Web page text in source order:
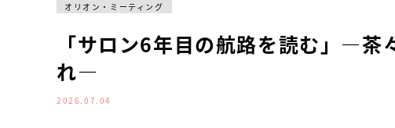
オリオン・ミーティング
「サロン6年目の航路を読む」―
れ―
2026.07.04